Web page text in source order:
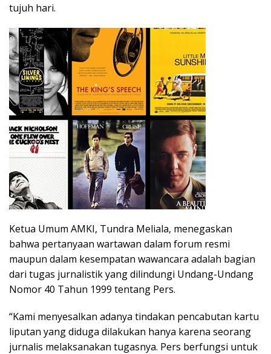
tujuh hari.
Ketua Umum AMKI, Tundra Meliala, menegaskan
bahwa pertanyaan wartawan dalam forum resmi
maupun dalam kesempatan wawancara adalah bagian
dari tugas jurnalistik yang dilindungi Undang-Undang
Nomor 40 Tahun 1999 tentang Pers.
“Kami menyesalkan adanya tindakan pencabutan kartu
liputan yang diduga dilakukan hanya karena seorang
jurnalis melaksanakan tugasnya. Pers berfungsi untuk